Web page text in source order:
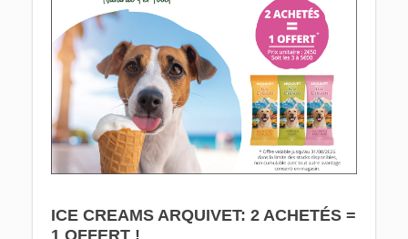
ICE CREAMS ARQUIVET: 2 ACHETÉS =
1 OFFERT !